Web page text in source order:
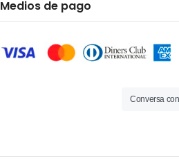
Medios de pago
Conversa